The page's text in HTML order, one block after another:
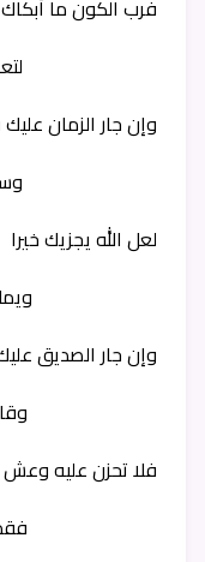
فرب الكون ما أبكاك
لتعلم أن
وإن جار الزمان
وسل مولاك
لعل الله يجزيك خيرا
ويملأ
وإن جار الصديق
وقابلك
فلا تحزن عليه وعش
فقد كنت